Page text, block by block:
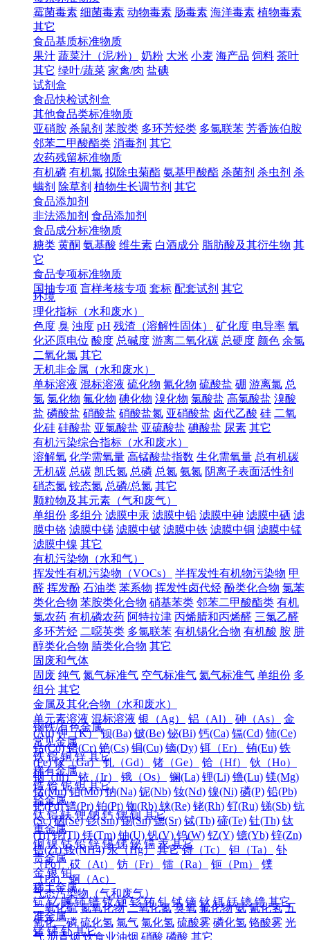
霉菌毒素 细菌毒素 动物毒素 肠毒素 海洋毒素 植物毒素
其它
食品基质标准物质
果汁 蔬菜汁（泥/粉） 奶粉 大米 小麦 海产品 饲料 茶叶
其它 绿叶/蔬菜 家禽/肉 盐碘
试剂盒
食品快检试剂盒
其他食品类标准物质
亚硝胺 杀鼠剂 苯胺类 多环芳烃类 多氯联苯 芳香族伯胺
邻苯二甲酸酯类 消毒剂 其它
农药残留标准物质
有机磷 有机氯 拟除虫菊酯 氨基甲酸酯 杀菌剂 杀虫剂 杀
螨剂 除草剂 植物生长调节剂 其它
食品添加剂
非法添加剂 食品添加剂
食品成分标准物质
糖类 黄酮 氨基酸 维生素 白酒成分 脂肪酸及其衍生物 其
它
食品专项标准物质
国抽专项 盲样考核专项 套标 配套试剂 其它
环境
理化指标（水和废水）
色度 臭 浊度 pH 残渣（溶解性固体） 矿化度 电导率 氧
化还原电位 酸度 总碱度 游离二氧化碳 总硬度 颜色 余氯
二氧化氯 其它
无机非金属（水和废水）
单标溶液 混标溶液 硫化物 氰化物 硫酸盐 硼 游离氯 总
氯 氯化物 氟化物 碘化物 溴化物 氯酸盐 高氯酸盐 溴酸
盐 磷酸盐 硝酸盐 硝酸盐氮 亚硝酸盐 卤代乙酸 硅 二氧
化硅 硅酸盐 亚氯酸盐 亚硫酸盐 碘酸盐 尿素 其它
有机污染综合指标（水和废水）
溶解氧 化学需氧量 高锰酸盐指数 生化需氧量 总有机碳
无机碳 总碳 凯氏氮 总磷 总氮 氨氮 阴离子表面活性剂
硝态氮 铵态氮 总磷/总氮 其它
颗粒物及其元素（气和废气）
单组份 多组分 滤膜中汞 滤膜中铅 滤膜中砷 滤膜中硒 滤
膜中铬 滤膜中锑 滤膜中铍 滤膜中铁 滤膜中铜 滤膜中锰
滤膜中镍 其它
有机污染物（水和气）
挥发性有机污染物（VOCs）
半挥发性有机物污染物 甲
醛 挥发酚 石油类 苯系物 挥发性卤代烃 酚类化合物 氯苯
类化合物 苯胺类化合物 硝基苯类 邻苯二甲酸酯类 有机
氯农药 有机磷农药 阿特拉津 丙烯腈和丙烯醛 三氯乙醛
多环芳烃 二噁英类 多氯联苯 有机锡化合物 有机酸 胺 肼
醇类化合物 腈类化合物 其它
固废和气体
固废 纯气 氮气标准气 空气标准气 氦气标准气 单组份 多
组分 其它
金属及其化合物（水和废水）
单元素溶液 混标溶液 银（Ag） 铝（Al） 砷（As）
金
(Au) 钾（K） 钡(Ba) 铍(Be) 铋(Bi) 钙(Ca) 镉(Cd) 铈(Ce)
钴(Co) 铬(Cr) 铯(Cs) 铜(Cu) 镝(Dy) 铒（Er） 铕(Eu) 铁
(Fe) 镓（Ga） 钆（Gd） 锗（Ge） 铪（Hf）
钬（Ho）
铟（In） 铱（Ir） 锇（Os） 镧(La) 锂(Li) 镥(Lu) 镁(Mg)
锰(Mn) 钼(Mo) 钠(Na) 铌(Nb) 钕(Nd) 镍(Ni) 磷(P) 铅(Pb)
钯(Pd) 镨(Pr) 铂(Pt) 铷(Rb) 铼(Re) 铑(Rh) 钌(Ru) 锑(Sb) 钪
(Sc) 硒(Se) 钐(Sm) 锡(Sn) 锶(Sr) 铽(Tb) 碲(Te) 钍(Th) 钛
(Ti) 铊(Tl) 铥(Tm) 铀(U) 钒(V) 钨(W) 钇(Y) 镱(Yb) 锌(Zn)
锆(Zr) 铵(NH4) 汞（Hg） 其它 锝（Tc） 钽（Ta）
钋
（Po） 砹（At） 钫（Fr） 镭（Ra） 钷（Pm）
镤
（Pa） 锕（Ac）
气态污染物（气和废气）
二氧化硫 氮氧化物 二氧化氮 臭氧 氟化物 氨 氰化氢 五
氧化二磷 硫化氢 氯气 氯化氢 硫酸雾 磷化氢 铬酸雾 光
气 沥青烟 饮食业油烟 硝酸 磷酸 其它
钢铁/有色金属
常见金属
铁 铝 铜 锌 其它
稀有金属
锆 铪 铌 钽 其它
轻金属
钛 铝 镁 钾 钠 钙 锶 钡 其它
重金属
铜 镍 钴 铅 锌 锡 锑 铋 镉 汞 其它
贵金属
金 银 铂
稀土金属
钪 钇 镧 铈 镨 钕 钷 钐 铕 钆 铽 镝 钬 铒 铥 镱 镥 其它
准金属
锗 锑 钋 其它